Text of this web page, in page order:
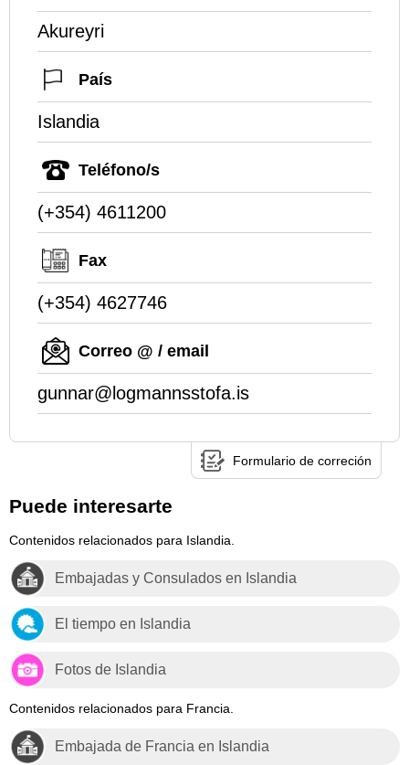
Akureyri
País
Islandia
Teléfono/s
(+354) 4611200
Fax
(+354) 4627746
Correo @ / email
gunnar@logmannsstofa.is
Formulario de correción
Puede interesarte
Contenidos relacionados para Islandia.
Embajadas y Consulados en Islandia
El tiempo en Islandia
Fotos de Islandia
Contenidos relacionados para Francia.
Embajada de Francia en Islandia